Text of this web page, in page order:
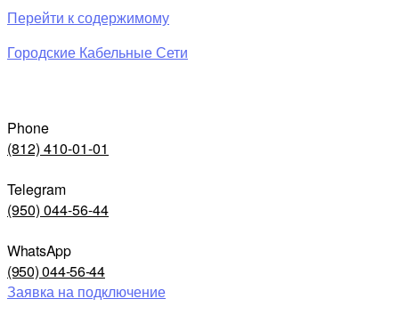
Перейти к содержимому
Городские Кабельные Сети
Phone
(812) 410-01-01
Telegram
(950) 044-56-44
WhatsApp
(950) 044-56-44
Заявка на подключение